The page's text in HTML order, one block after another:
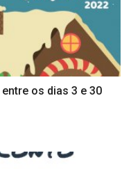
os dias 3 e 30